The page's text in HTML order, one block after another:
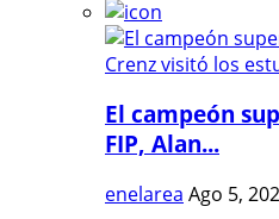
El campeón
FIP, Alan...
enelarea Ago 5,